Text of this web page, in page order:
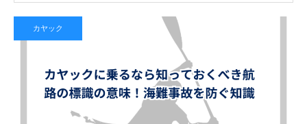
カヤック